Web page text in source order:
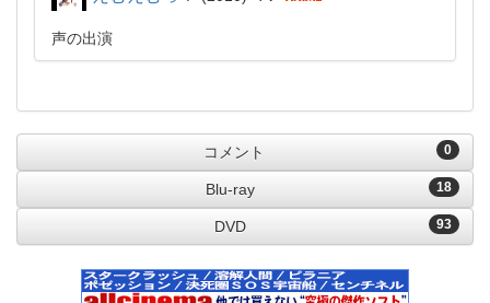
声の出演
0
コメント
18
Blu-ray
93
DVD